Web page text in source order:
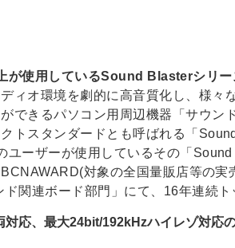
が使用しているSound Blasterシリー
ィオ環境を劇的に高音質化し、様々
できるパソコン用周辺機器「サウン
トスタンダードとも呼ばれる「
ユーザーが使用しているその「
対象の全国量販店等の
ド関連ボード部門」にて、16年連続
応、最大24bit/192kHzハイレゾ対応